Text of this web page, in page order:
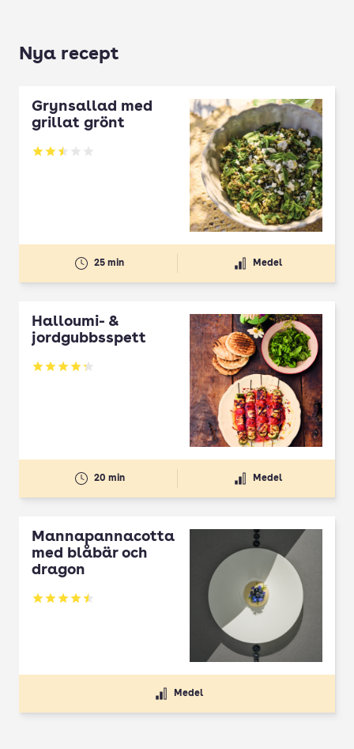
Nya recept
Grynsallad med
grillat grönt
Betyg: 2.5 av 5
25 min Medel
Halloumi- &
jordgubbsspett
Betyg: 4.3 av 5
20 min Medel
Mannapannacotta
med blåbär och
dragon
Betyg: 4.5 av 5
Medel